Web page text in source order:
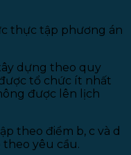
thực tập phương án
dựng theo quy
tổ chức ít nhất
được lên lịch
theo điểm b, c và d
yêu cầu.